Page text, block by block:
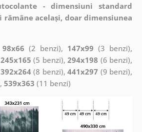
- dimensiuni standard
același, doar dimensiunea
(2 benzi), 147x99 (3 benzi),
245x165 (5 benzi),294x198 (6 benzi),
392x264(8 benzi),441x297 (9 benzi),
539x363 (11 benzi)